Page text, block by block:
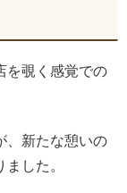
を覗く感覚での
、新たな憩いの
した。